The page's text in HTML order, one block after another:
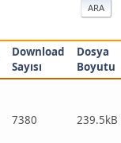
ARA
Download
Sayısı
Dosya
Boyutu
7380 239.5kB